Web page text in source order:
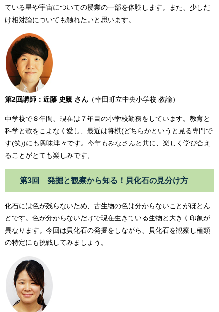
ている星や宇宙についての授業の一部を体験します。また、少しだ
け相対論についても触れたいと思います。
第2回講師：近藤 史親 さん （幸田町立中央小学校 教諭）
中学校で８年間、現在は７年目の小学校勤務をしています。教育と
科学と歌をこよなく愛し、最近は将棋(どちらかというと見る専門で
す(笑))にも興味津々です。今年もみなさんと共に、楽しく学び合え
ることがとても楽しみです。
第3回 発掘と観察から知る！貝化石の見分け方
化石には色が残らないため、古生物の色は分からないことがほとん
どです。色が分からないだけで現在生きている生物と大きく印象が
異なります。今回は貝化石の発掘をしながら、貝化石を観察し種類
の特定にも挑戦してみましょう。